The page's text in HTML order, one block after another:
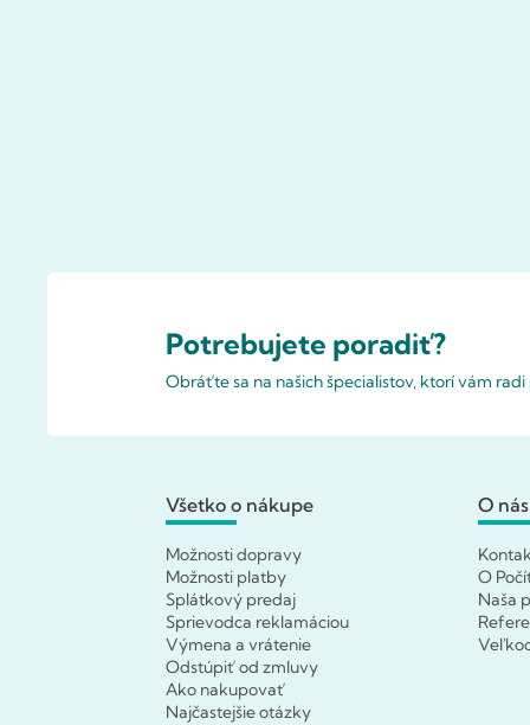
Potrebujete poradiť?
Obráťte sa na našich špecialistov, ktorí vám
Všetko o nákupe
Možnosti dopravy
Možnosti platby
Splátkový predaj
Sprievodca reklamáciou
Výmena a vrátenie
Odstúpiť od zmluvy
Ako nakupovať
Najčastejšie otázky
O nás
O
Naša